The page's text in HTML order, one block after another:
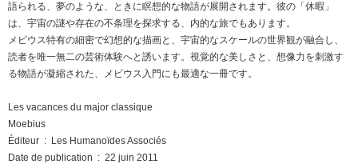
語られる、夢のような、ときに瞑想的な物語が展開されます。彼の「休暇」
は、宇宙の謎や存在の不条理を探求する、内的な旅でもあります。
メビウス特有の細密で幻想的な描画と、宇宙的なスケールの世界観が融合し、
読者を唯一無二の芸術体験へと誘います。視覚的な美しさと、想像力を刺激す
る物語が凝縮された、メビウス入門にも最適な一冊です。
Les vacances du major classique
Moebius
Éditeur ‏ : ‎ Les Humanoïdes Associés
Date de publication ‏ : ‎ 22 juin 2011